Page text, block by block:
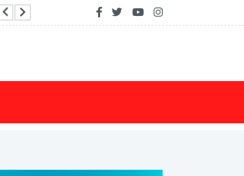
Bakan Fidan, Ürdün Kralı II. Abdullah